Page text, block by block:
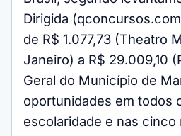
Dirigida
de R$ 1.077,73 (Theatro
Janeiro) a R$ 29.009,10
Geral do Município de
oportunidades em todos
escolaridade e nas cinco